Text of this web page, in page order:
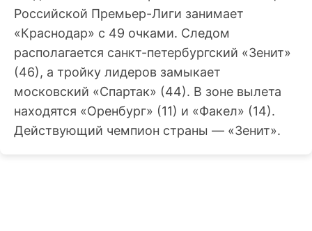
Российской Премьер-Лиги занимает
«Краснодар» с 49 очками. Следом
располагается санкт-петербургский «Зенит»
(46), а тройку лидеров замыкает
московский «Спартак» (44). В зоне вылета
находятся «Оренбург» (11) и «Факел» (14).
Действующий чемпион страны — «Зенит».